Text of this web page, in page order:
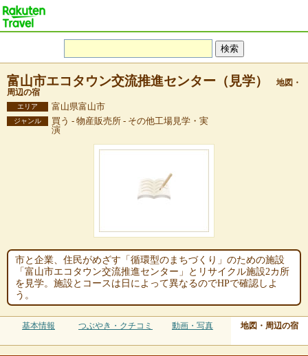
富山市エコタウン交流推進センター（見学）
地図・
周辺の宿
エリア 富山県富山市
ジャンル
買う - 物産販売所 - その他工場見学・実
演
市と企業、住民がめざす「循環型のまちづくり」のための施設
「富山市エコタウン交流推進センター」とリサイクル施設2カ所
を見学。施設とコースは日によって異なるのでHPで確認しよ
う。
基本情報 つぶやき・クチコミ 動画・写真 地図・周辺の宿